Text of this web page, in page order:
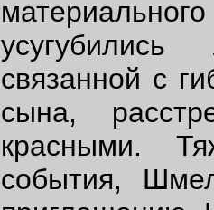
усугубились
связанной с
сына,
красными.
события,